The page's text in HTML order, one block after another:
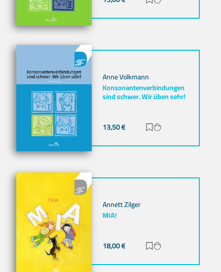
Anne Volkmann
Konsonantenverbindungen
sind schwer. Wir üben sehr!
13,50€ Zur Merkliste
Annett Zilger
MIA!
18,00€ Zur Merkliste